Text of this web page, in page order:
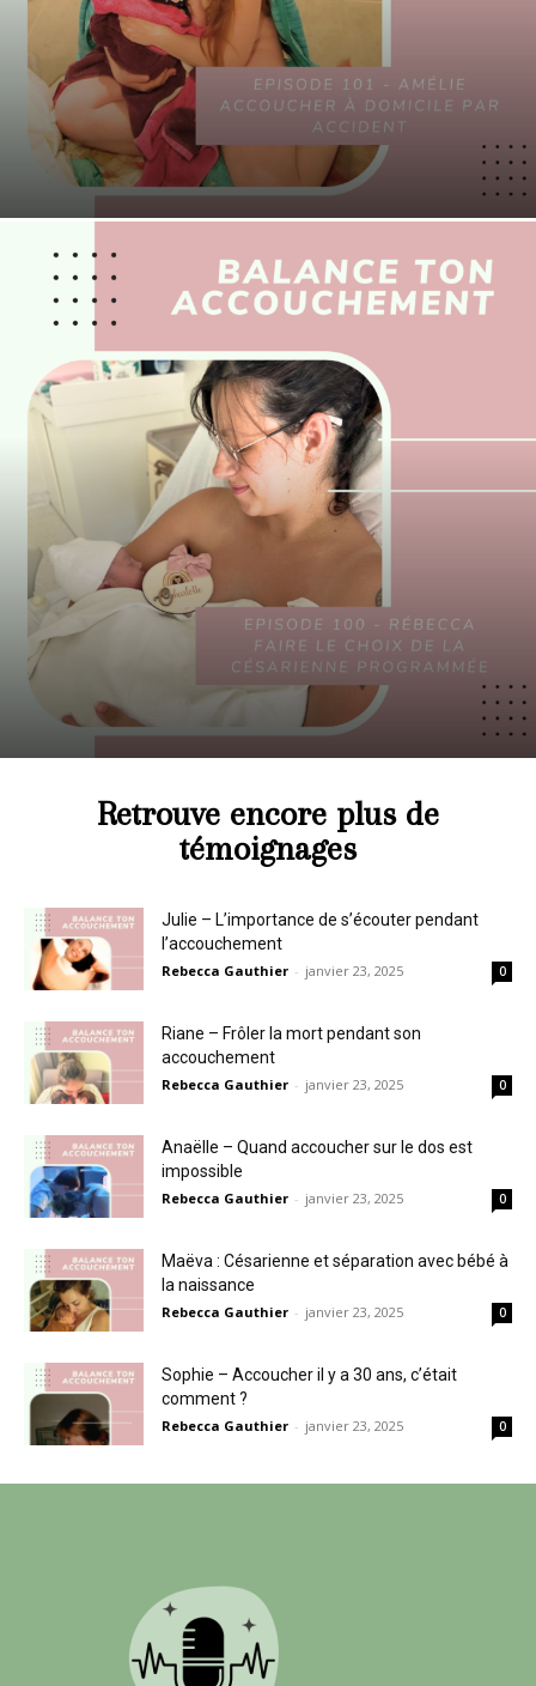
Retrouve encore plus de
témoignages
Julie – L’importance de s’écouter pendant
l’accouchement
Rebecca Gauthier - janvier 23, 2025 0
Riane – Frôler la mort pendant son
accouchement
Rebecca Gauthier - janvier 23, 2025 0
Anaëlle – Quand accoucher sur le dos est
impossible
Rebecca Gauthier - janvier 23, 2025 0
Maëva : Césarienne et séparation avec bébé à
la naissance
Rebecca Gauthier - janvier 23, 2025 0
Sophie – Accoucher il y a 30 ans, c’était
comment ?
Rebecca Gauthier - janvier 23, 2025 0